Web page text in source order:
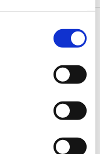
“Così le